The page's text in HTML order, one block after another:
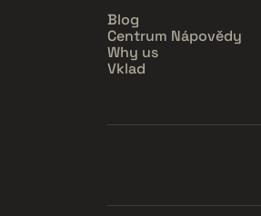
Blog
Centrum Nápovědy
Why us
Vklad